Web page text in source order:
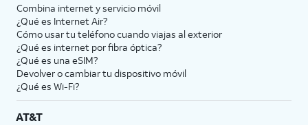
Combina internet y servicio móvil
¿Qué es Internet Air?
Cómo usar tu teléfono cuando viajas al exterior
¿Qué es internet por fibra óptica?
¿Qué es una eSIM?
Devolver o cambiar tu dispositivo móvil
¿Qué es Wi-Fi?
AT&T